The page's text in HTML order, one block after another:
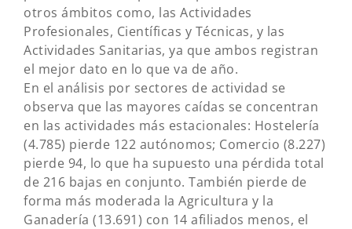
otros ámbitos como, las Actividades
Profesionales, Científicas y Técnicas, y las
Actividades Sanitarias, ya que ambos registran
el mejor dato en lo que va de año.
En el análisis por sectores de actividad se
observa que las mayores caídas se concentran
en las actividades más estacionales: Hostelería
(4.785) pierde 122 autónomos; Comercio (8.227)
pierde 94, lo que ha supuesto una pérdida total
de 216 bajas en conjunto. También pierde de
forma más moderada la Agricultura y la
Ganadería (13.691) con 14 afiliados menos, el